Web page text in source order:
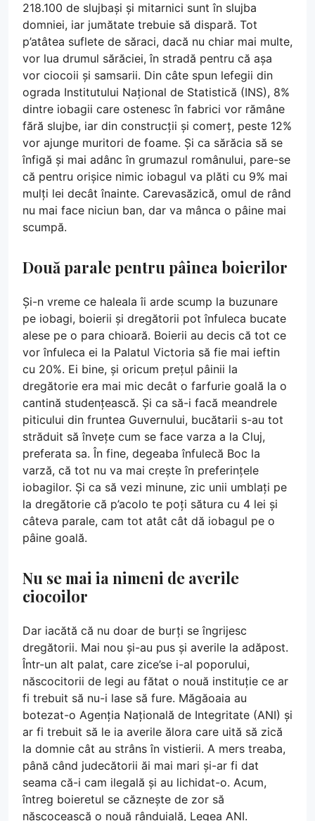
218.100 de slujbași și mitarnici sunt în slujba
domniei, iar jumătate trebuie să dispară. Tot
p’atâtea suflete de săraci, dacă nu chiar mai multe,
vor lua drumul sărăciei, în stradă pentru că așa
vor ciocoii și samsarii. Din câte spun lefegii din
ograda Institutului Național de Statistică (INS), 8%
dintre iobagii care ostenesc în fabrici vor rămâne
fără slujbe, iar din construcții și comerț, peste 12%
vor ajunge muritori de foame. Și ca sărăcia să se
înfigă și mai adânc în grumazul românului, pare-se
că pentru orișice nimic iobagul va plăti cu 9% mai
mulți lei decât înainte. Carevasăzică, omul de rând
nu mai face niciun ban, dar va mânca o pâine mai
scumpă.
Două parale pentru pâinea boierilor
Și-n vreme ce haleala îi arde scump la buzunare
pe iobagi, boierii și dregătorii pot înfuleca bucate
alese pe o para chioară. Boierii au decis că tot ce
vor înfuleca ei la Palatul Victoria să fie mai ieftin
cu 20%. Ei bine, și oricum prețul pâinii la
dregătorie era mai mic decât o farfurie goală la o
cantină studențească. Și ca să-i facă meandrele
piticului din fruntea Guvernului, bucătarii s-au tot
străduit să învețe cum se face varza a la Cluj,
preferata sa. În fine, degeaba înfulecă Boc la
varză, că tot nu va mai crește în preferințele
iobagilor. Și ca să vezi minune, zic unii umblați pe
la dregătorie că p’acolo te poți sătura cu 4 lei și
câteva parale, cam tot atât cât dă iobagul pe o
pâine goală.
Nu se mai ia nimeni de averile
ciocoilor
Dar iacătă că nu doar de burți se îngrijesc
dregătorii. Mai nou și-au pus și averile la adăpost.
Într-un alt palat, care zice’se i-al poporului,
născocitorii de legi au fătat o nouă instituție ce ar
fi trebuit să nu-i lase să fure. Măgăoaia au
botezat-o Agenția Națională de Integritate (ANI) și
ar fi trebuit să le ia averile ălora care uită să zică
la domnie cât au strâns în vistierii. A mers treaba,
până când judecătorii ăi mai mari și-ar fi dat
seama că-i cam ilegală și au lichidat-o. Acum,
întreg boieretul se căznește de zor să
născocească o nouă rânduială, Legea ANI.